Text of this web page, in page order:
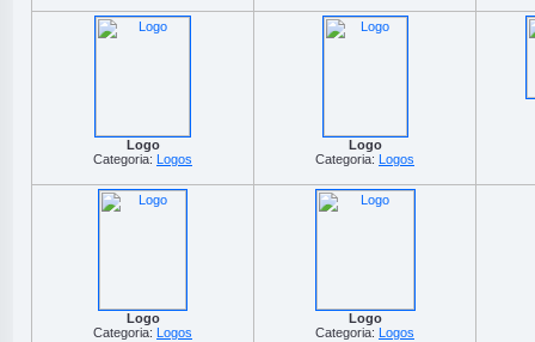
Logo
Categoria: Logos
Logo
Categoria: Logos
Logo
Categoria: Logos
Logo
Categoria: Logos